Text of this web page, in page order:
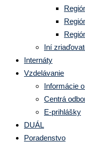
Iní
Internáty
Vzdelávanie
Informácie
Centrá
E-prihlášky
DUÁL
Poradenstvo